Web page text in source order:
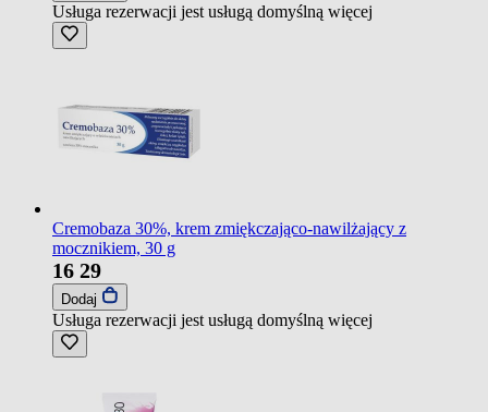
Usługa rezerwacji jest usługą domyślną więcej
Cremobaza 30%, krem zmiękczająco-nawilżający z
mocznikiem, 30 g
16 29
Dodaj
Usługa rezerwacji jest usługą domyślną więcej